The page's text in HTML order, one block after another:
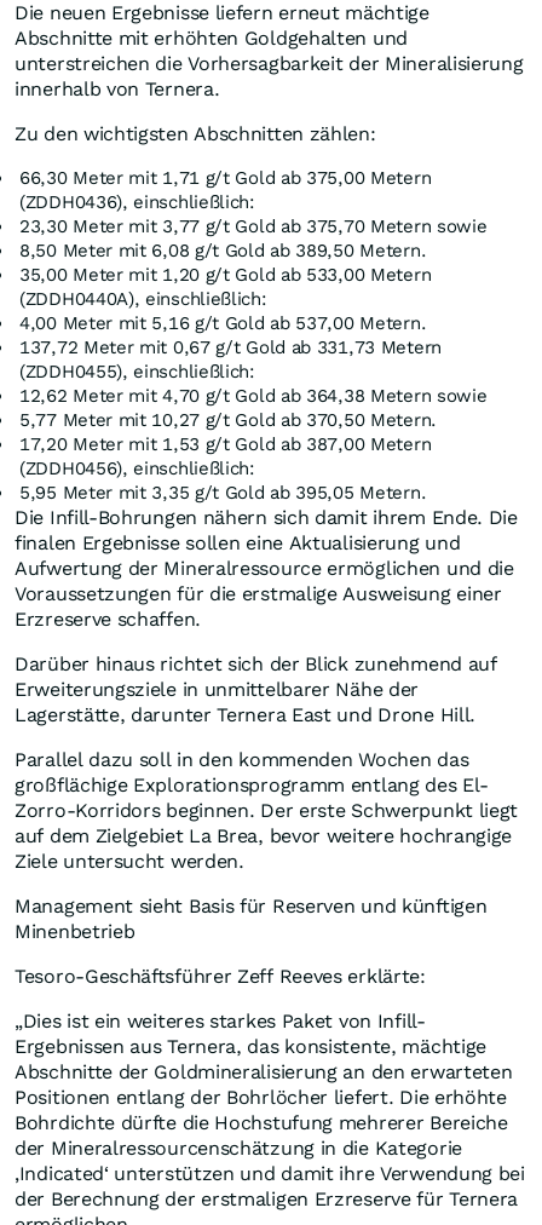
Die neuen Ergebnisse liefern erneut mächtige
Abschnitte mit erhöhten Goldgehalten und
unterstreichen die Vorhersagbarkeit der Mineralisierung
innerhalb von Ternera.
Zu den wichtigsten Abschnitten zählen:
66,30 Meter mit 1,71 g/t Gold ab 375,00 Metern
(ZDDH0436), einschließlich:
23,30 Meter mit 3,77 g/t Gold ab 375,70 Metern sowie
8,50 Meter mit 6,08 g/t Gold ab 389,50 Metern.
35,00 Meter mit 1,20 g/t Gold ab 533,00 Metern
(ZDDH0440A), einschließlich:
4,00 Meter mit 5,16 g/t Gold ab 537,00 Metern.
137,72 Meter mit 0,67 g/t Gold ab 331,73 Metern
(ZDDH0455), einschließlich:
12,62 Meter mit 4,70 g/t Gold ab 364,38 Metern sowie
5,77 Meter mit 10,27 g/t Gold ab 370,50 Metern.
17,20 Meter mit 1,53 g/t Gold ab 387,00 Metern
(ZDDH0456), einschließlich:
5,95 Meter mit 3,35 g/t Gold ab 395,05 Metern.
Die Infill-Bohrungen nähern sich damit ihrem Ende. Die
finalen Ergebnisse sollen eine Aktualisierung und
Aufwertung der Mineralressource ermöglichen und die
Voraussetzungen für die erstmalige Ausweisung einer
Erzreserve schaffen.
Darüber hinaus richtet sich der Blick zunehmend auf
Erweiterungsziele in unmittelbarer Nähe der
Lagerstätte, darunter Ternera East und Drone Hill.
Parallel dazu soll in den kommenden Wochen das
großflächige Explorationsprogramm entlang des El-
Zorro-Korridors beginnen. Der erste Schwerpunkt liegt
auf dem Zielgebiet La Brea, bevor weitere hochrangige
Ziele untersucht werden.
Management sieht Basis für Reserven und künftigen
Minenbetrieb
Tesoro-Geschäftsführer Zeff Reeves erklärte:
„Dies ist ein weiteres starkes Paket von Infill-
Ergebnissen aus Ternera, das konsistente, mächtige
Abschnitte der Goldmineralisierung an den erwarteten
Positionen entlang der Bohrlöcher liefert. Die erhöhte
Bohrdichte dürfte die Hochstufung mehrerer Bereiche
der Mineralressourcenschätzung in die Kategorie
‚Indicated‘ unterstützen und damit ihre Verwendung bei
der Berechnung der erstmaligen Erzreserve für Ternera